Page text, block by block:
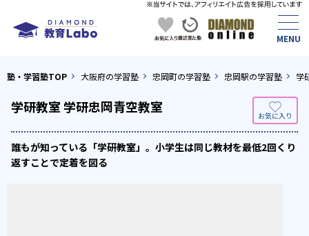
塾・学習塾TOP 大阪府の学習塾 忠岡町の学習塾 忠岡駅の学習塾 学
学研教室 学研忠岡青空教室
誰もが知っている「学研教室」。小学生は同じ教材を最低2回くり
返すことで定着を図る